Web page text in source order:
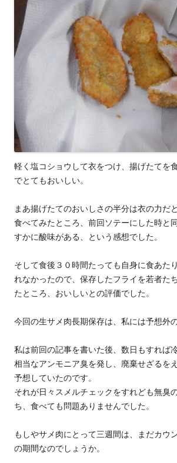
軽く塩コショウして衣をつけ、揚げたてを
でとてもおいしい。
まあ揚げたてのおいしさの半分は衣の力だ
食べてみたところ、前回ソテーにした時と
すかに酸味がある、という感想でした。
そして食後３０時間たっても自身に食あた
れなかったので、保存したフライを若者た
たところ、おいしいとの評価でした。
今回の生サメ肉長期保存は、私には予想外
私は前回の記事を書いた後、数日もすれば
相当なアンモニア臭を発し、廃棄せざるを
予想していたのです。
それが日々スメルチェックをすれども無臭
ち、食べても問題ありませんでした。
もしやサメ肉にとって三週間は、まだカウ
の期間なのでしょうか。